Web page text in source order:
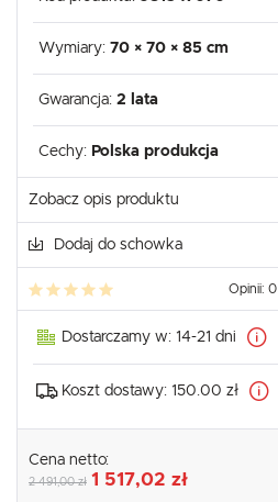
Wymiary: 70 × 70 × 85 cm
Gwarancja: 2 lata
Cechy: Polska produkcja
Zobacz opis produktu
Dodaj do schowka
Opinii: 0
Dostarczamy w: 14-21 dni
Koszt dostawy: 150.00 zł
Cena netto:
2 491,00 zł 1 517,02 zł